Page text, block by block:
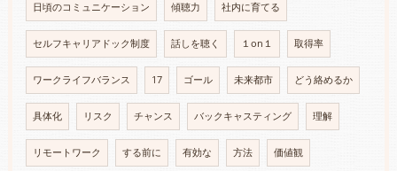
日頃のコミュニケーション 傾聴力 社内に育てる
セルフキャリアドック制度 話しを聴く １on１ 取得率
ワークライフバランス 17 ゴール 未来都市 どう絡めるか
具体化 リスク チャンス バックキャスティング 理解
リモートワーク する前に 有効な 方法 価値観